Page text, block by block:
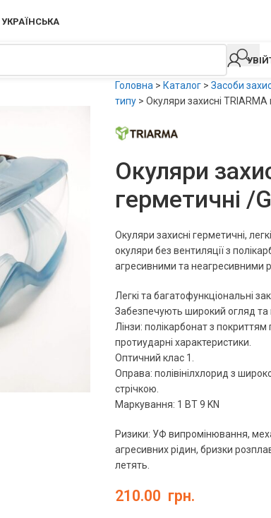
УКРАЇНСЬКА
Головна > Каталог> Засоби
типу> Окуляри захисні
Окуляри
герметичні /
Окуляри захисні герметичні,
окуляри без вентиляції з
агресивними та неагресивними
Легкі та багатофункціональні
Забезпечують широкий огляд та
Лінзи: полікарбонат з
протиударні характеристики.
Оптичний клас 1.
Оправа: полівінілхлорид з
стрічкою.
Маркування: 1 ВТ 9 KN
Ризики: УФ випромінювання,
агресивних рідин, бризки
летять.
210.00 грн.